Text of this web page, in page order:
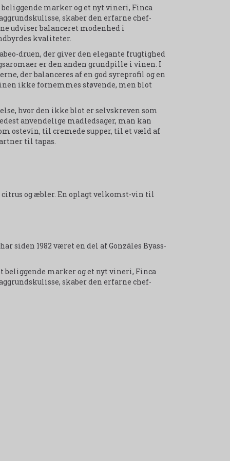
beliggende marker og et nyt vineri, Finca
skaber den erfarne chef-
udviser balanceret modenhed i
kvaliteter.
druen, der giver den elegante frugtighed
er den anden grundpille i vinen. I
der balanceres af en god syreprofil og en
ikke fornemmes støvende, men blot
hvor den ikke blot er selvskreven som
anvendelige madledsager, man kan
ostevin, til cremede supper, til et væld af
til tapas.
og æbler. En oplagt velkomst-vin til
siden 1982 været en del af Gonzáles Byass-
beliggende marker og et nyt vineri, Finca
skaber den erfarne chef-